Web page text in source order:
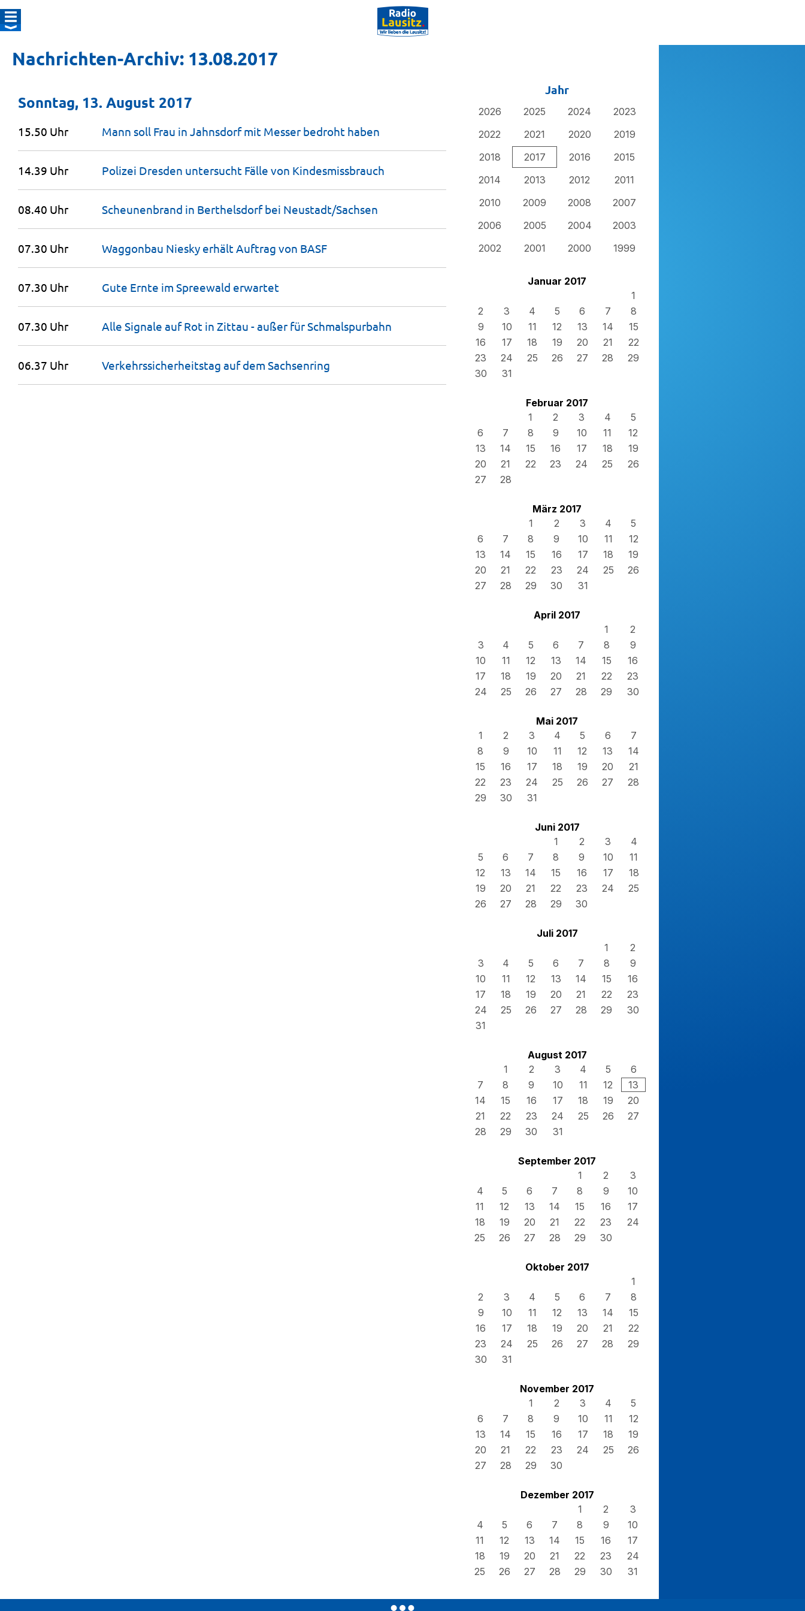
Nachrichten-Archiv: 13.08.2017
Jahr
2026 2025 2024
2023
2022
2021 2020
2019
2018
2017 2016
2015
2014
2013 2012
2011
2010
2009 2008
2007
2006
2005 2004
2003
2002
2001 2000 1999
Januar 2017
1
2
3 4 5 6 7
8
9
10 11 12 13 14
15
16
17 18 19 20 21
22
23
24 25 26 27 28
29
30
31
Februar 2017
1
2 3 4
5
6
7 8 9 10 11
12
13
14 15 16 17 18
19
20
21 22 23 24 25
26
27
28
März 2017
1
2 3 4
5
6
7 8 9 10 11
12
13
14 15 16 17 18
19
20
21 22 23 24 25
26
27
28 29 30 31
April 2017
1
2
3
4 5 6 7 8
9
10
11 12 13 14 15
16
17
18 19 20 21 22
23
24
25 26 27 28 29 30
Mai 2017
1
2 3 4 5 6
7
8
9 10 11 12 13
14
15
16 17 18 19 20
21
22
23 24 25 26 27
28
29
30 31
Juni 2017
1
2 3
4
5
6 7 8 9 10
11
12
13 14 15 16 17
18
19
20 21 22 23 24
25
26
27 28 29 30
Juli 2017
1
2
3
4 5 6 7 8
9
10
11 12 13 14 15
16
17
18 19 20 21 22
23
24
25 26 27 28 29
30
31
August 2017
1
2 3 4 5
6
7
8 9 10 11 12
13
14
15 16 17 18 19
20
21
22 23 24 25 26
27
28
29 30 31
September 2017
1
2
3
4
5 6 7 8 9
10
11
12 13 14 15 16
17
18
19 20 21 22 23
24
25
26 27 28 29 30
Oktober 2017
1
2
3 4 5 6 7
8
9
10 11 12 13 14
15
16
17 18 19 20 21
22
23
24 25 26 27 28
29
30
31
November 2017
1
2 3 4
5
6
7 8 9 10 11
12
13
14 15 16 17 18
19
20
21 22 23 24 25
26
27
28 29 30
Dezember 2017
1
2
3
4
5 6 7 8 9
10
11
12 13 14 15 16
17
18
19 20 21 22 23
24
25
26 27 28 29 30 31
Sonntag, 13. August 2017
15.50 Uhr Mann soll Frau in Jahnsdorf mit Messer bedroht haben
14.39 Uhr Polizei Dresden untersucht Fälle von Kindesmissbrauch
08.40 Uhr Scheunenbrand in Berthelsdorf bei Neustadt/Sachsen
07.30 Uhr Waggonbau Niesky erhält Auftrag von BASF
07.30 Uhr Gute Ernte im Spreewald erwartet
07.30 Uhr Alle Signale auf Rot in Zittau - außer fürSchmalspurbahn
06.37 Uhr Verkehrs­si­cher­heitstag auf dem Sachsenring